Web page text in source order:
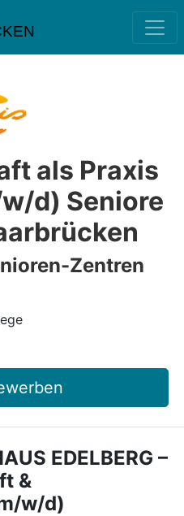
als Praxis
d) Seniore
Zentren
EDELBERG –
&
w/d)